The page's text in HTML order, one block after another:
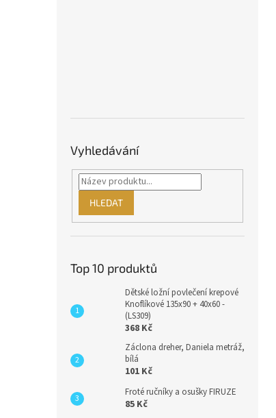
Vyhledávání
HLEDAT
Top 10 produktů
Dětské ložní povlečení krepové
Knoflíkové 135x90 + 40x60 -
(LS309)
368 Kč
Záclona dreher, Daniela metráž,
bílá
101 Kč
Froté ručníky a osušky FIRUZE
85 Kč